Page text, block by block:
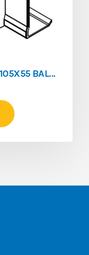
ANGLE INTER VAR K45 105X55 BALNC